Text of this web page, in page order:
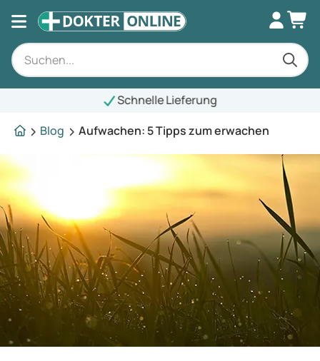
Schnelle Lieferung
Blog
Aufwachen: 5 Tipps zum erwachen